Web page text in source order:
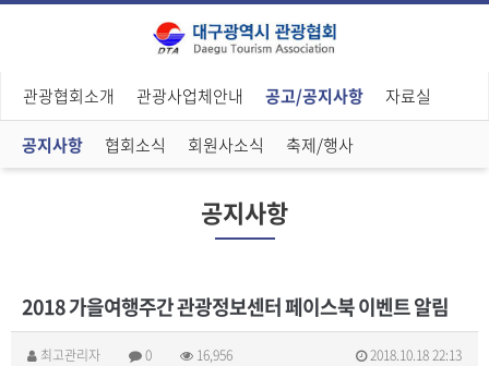
관광협회소개 관광사업체안내 공고/공지사항 자료실
공지사항 협회소식 회원사소식 축제/행사
공지사항
2018 가을여행주간 관광정보센터 페이스북 이벤트 알림
최고관리자 0 16,956 2018.10.18 22:13